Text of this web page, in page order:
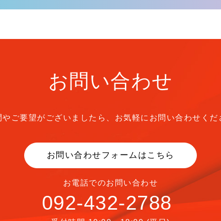
お問い合わせ
ご要望がございましたら、 お気軽にお問い合わせくだ
お問い合わせフォームはこちら
お電話でのお問い合わせ
092-432-2788